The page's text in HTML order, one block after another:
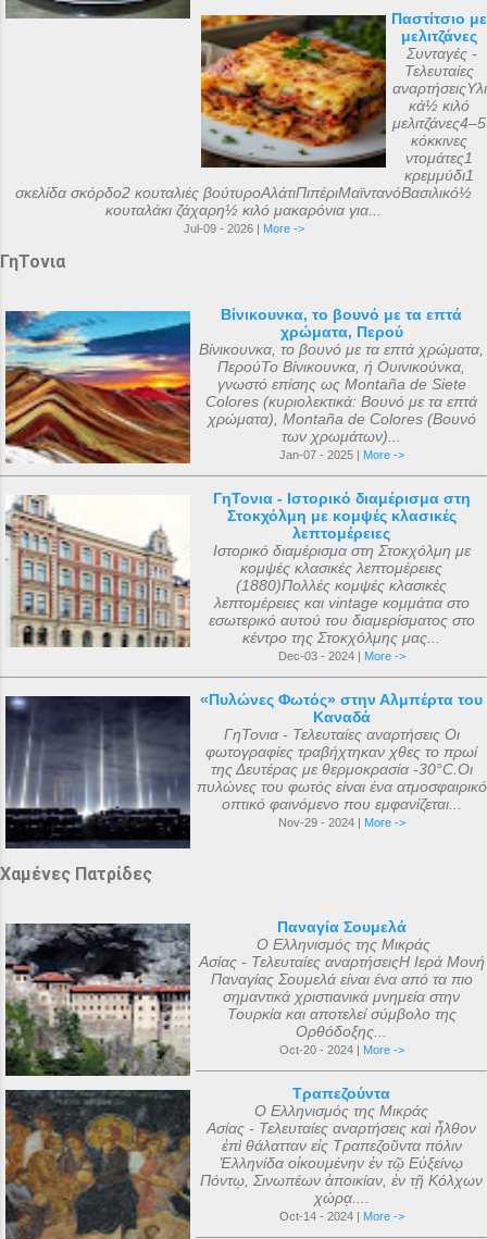
Παστίτσιο με
μελιτζάνες
Συνταγές -
Τελευταίες
αναρτήσειςΥλι
κά½ κιλό
μελιτζάνες4–5
κόκκινες
ντομάτες1
κρεμμύδι1
σκελίδα σκόρδο2 κουταλιές βούτυροΑλάτιΠιπέριΜαϊντανόΒασιλικό½
κουταλάκι ζάχαρη½ κιλό μακαρόνια για...
Jul-09 - 2026 | More ->
ΓηΤονια
Βίνικουνκα, το βουνό με τα επτά
χρώματα, Περού
Βίνικουνκα, το βουνό με τα επτά χρώματα,
ΠερούΤο Βίνικουνκα, ή Ουινικούνκα,
γνωστό επίσης ως Montaña de Siete
Colores (κυριολεκτικά: Βουνό με τα επτά
χρώματα), Montaña de Colores (Βουνό
των χρωμάτων)...
Jan-07 - 2025 | More ->
ΓηΤονια - Ιστορικό διαμέρισμα στη
Στοκχόλμη με κομψές κλασικές
λεπτομέρειες
Ιστορικό διαμέρισμα στη Στοκχόλμη με
κομψές κλασικές λεπτομέρειες
(1880)Πολλές κομψές κλασικές
λεπτομέρειες και vintage κομμάτια στο
εσωτερικό αυτού του διαμερίσματος στο
κέντρο της Στοκχόλμης μας...
Dec-03 - 2024 | More ->
«Πυλώνες Φωτός» στην Αλμπέρτα του
Καναδά
ΓηΤονια - Τελευταίες αναρτήσεις Οι
φωτογραφίες τραβήχτηκαν χθες το πρωί
της Δευτέρας με θερμοκρασία -30°C.Οι
πυλώνες του φωτός είναι ένα ατμοσφαιρικό
οπτικό φαινόμενο που εμφανίζεται...
Nov-29 - 2024 | More ->
Χαμένες Πατρίδες
Παναγία Σουμελά
Ο Ελληνισμός της Μικράς
Ασίας - Τελευταίες αναρτήσειςΗ Ιερά Μονή
Παναγίας Σουμελά είναι ένα από τα πιο
σημαντικά χριστιανικά μνημεία στην
Τουρκία και αποτελεί σύμβολο της
Ορθόδοξης...
Oct-20 - 2024 | More ->
Τραπεζούντα
Ο Ελληνισμός της Μικράς
Ασίας - Τελευταίες αναρτήσεις καὶ ἦλθον
ἐπὶ θάλατταν εἰς Τραπεζοῦντα πόλιν
Ἑλληνίδα οἰκουμένην ἐν τῷ Εὐξείνῳ
Πόντῳ, Σινωπέων ἀποικίαν, ἐν τῇ Κόλχων
χώρᾳ....
Oct-14 - 2024 | More ->